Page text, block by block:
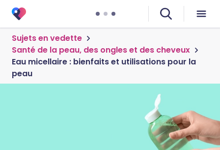
Sujets en vedette
Santé de la peau, des ongles et des cheveux
Eau micellaire : bienfaits et utilisations pour la
peau